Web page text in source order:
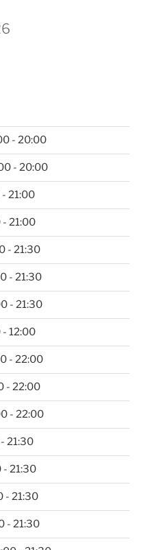
- 20:00
- 20:00
21:00
- 21:00
- 21:30
- 21:30
- 21:30
- 12:00
- 22:00
- 22:00
- 22:00
21:30
- 21:30
- 21:30
- 21:30